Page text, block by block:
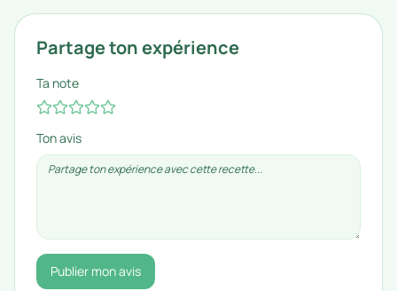
Partage ton expérience
Ta note
Ton avis
Publier mon avis